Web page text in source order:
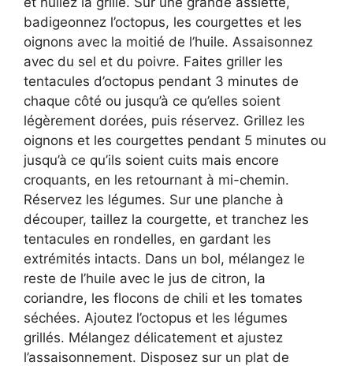
badigeonnez l’octopus, les courgettes et les
oignons avec la moitié de l’huile. Assaisonnez
avec du sel et du poivre. Faites griller les
tentacules d’octopus pendant 3 minutes de
chaque côté ou jusqu’à ce qu’elles soient
légèrement dorées, puis réservez. Grillez les
oignons et les courgettes pendant 5 minutes ou
jusqu’à ce qu’ils soient cuits mais encore
croquants, en les retournant à mi-chemin.
Réservez les légumes. Sur une planche à
découper, taillez la courgette, et tranchez les
tentacules en rondelles, en gardant les
extrémités intacts. Dans un bol, mélangez le
reste de l’huile avec le jus de citron, la
coriandre, les flocons de chili et les tomates
séchées. Ajoutez l’octopus et les légumes
grillés. Mélangez délicatement et ajustez
l’assaisonnement. Disposez sur un plat de